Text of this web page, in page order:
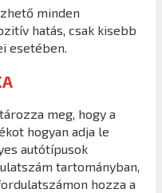
minden
hatás, csak kisebb
esetében.
meg, hogy a
hogyan adja le
autótípusok
tartományban,
hozza a